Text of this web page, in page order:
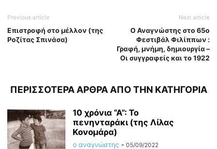
Previous article
Επιστροφή στο μέλλον (της
Ροζίτας Σπινάσα)
Next article
Ο Αναγνώστης στο 65ο
Φεστιβάλ Φιλίππων :
Γραφή, μνήμη, δημιουργία –
Οι συγγραφείς και το 1922
ΠΕΡΙΣΣΟΤΕΡΑ ΑΡΘΡΑ ΑΠΟ ΤΗΝ ΚΑΤΗΓΟΡΙΑ
10 χρόνια “Α”: Το
πενηνταράκι (της Λίλας
Κονομάρα)
ο αναγνώστης - 05/09/2022